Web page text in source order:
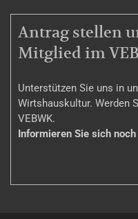
MITGLIEDSCHAFT
Antrag stellen
Mitglied im
Unterstützen Sie uns in
Wirtshauskultur. Werden
VEBWK.
Informieren Sie sich noch